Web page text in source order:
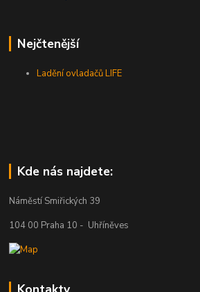
Nejčtenější
Ladění ovladačů LIFE
Kde nás najdete:
Náměstí Smiřických 39
104 00 Praha 10 - Uhříněves